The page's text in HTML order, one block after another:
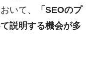
いて、
「SEOのプ
説明する機会が多